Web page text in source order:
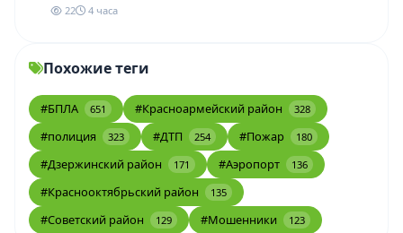
22 4 часа
Похожие теги
#БПЛА 651 #Красноармейский район 328
#полиция 323 #ДТП 254 #Пожар 180
#Дзержинский район 171 #Аэропорт 136
#Краснооктябрьский район 135
#Советский район 129 #Мошенники 123